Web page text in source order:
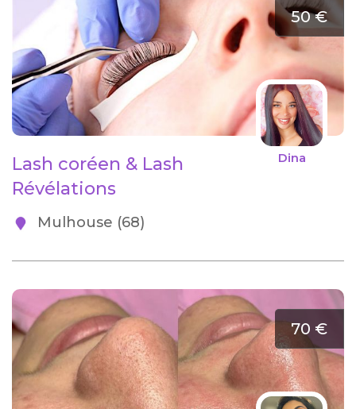
50 €
Dina
Lash coréen & Lash
Révélations
Mulhouse (68)
70 €